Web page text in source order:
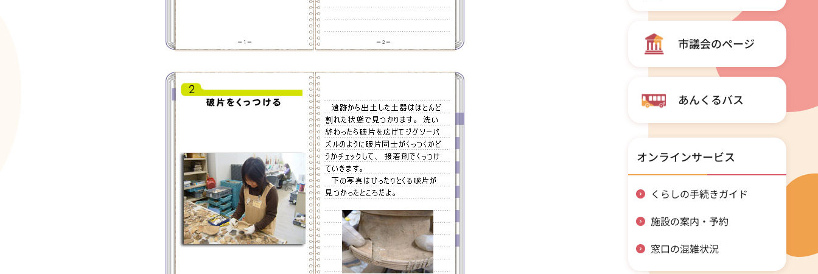
市議会のページ
あんくるバス
オンラインサービス
くらしの手続きガイド
施設の案内・予約
窓口の混雑状況